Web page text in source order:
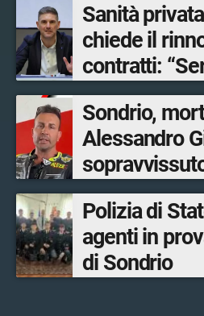
Sanità
chiede il
contratti:
salari
Sondrio,
Alessandro
ustioni
Polizia di
agenti in
di Sondrio